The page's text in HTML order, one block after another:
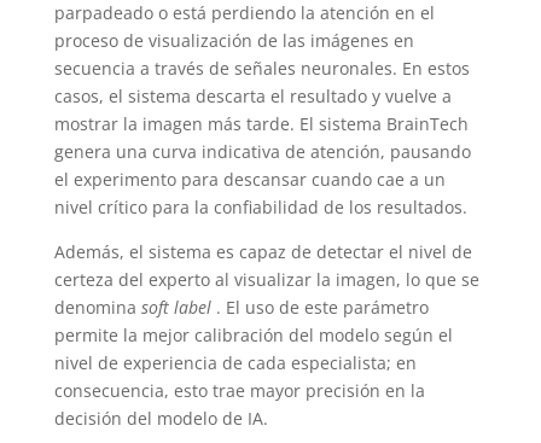
parpadeado o está perdiendo la atención en el
proceso de visualización de las imágenes en
secuencia a través de señales neuronales. En estos
casos, el sistema descarta el resultado y vuelve a
mostrar la imagen más tarde. El sistema BrainTech
genera una curva indicativa de atención, pausando
el experimento para descansar cuando cae a un
nivel crítico para la confiabilidad de los resultados.
Además, el sistema es capaz de detectar el nivel de
certeza del experto al visualizar la imagen, lo que se
denomina soft label. El uso de este parámetro
permite la mejor calibración del modelo según el
nivel de experiencia de cada especialista; en
consecuencia, esto trae mayor precisión en la
decisión del modelo de IA.